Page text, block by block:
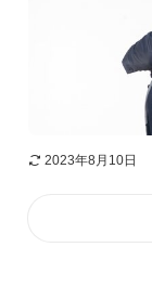
2023年8月10日